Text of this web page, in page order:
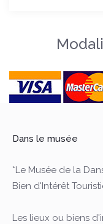
Dans le musée
*Le Musée de la
Bien d'Intérêt
Les lieux ou biens